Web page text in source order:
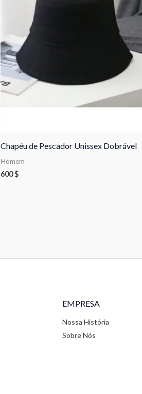
Chapéu de Pescador Unissex Dobrável
Homem
600$
EMPRESA
Nossa História
Sobre Nós